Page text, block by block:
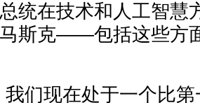
统在技术和人工智
斯克——包括这些方
们现在处于一个比第